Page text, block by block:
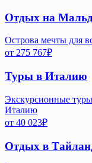
Отдых на
Острова мечты для
от 275 767₽
Туры в Италию
Экскурсионные
Италию
от 40 023₽
Отдых в